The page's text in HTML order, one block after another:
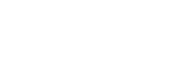
consultar nuestra